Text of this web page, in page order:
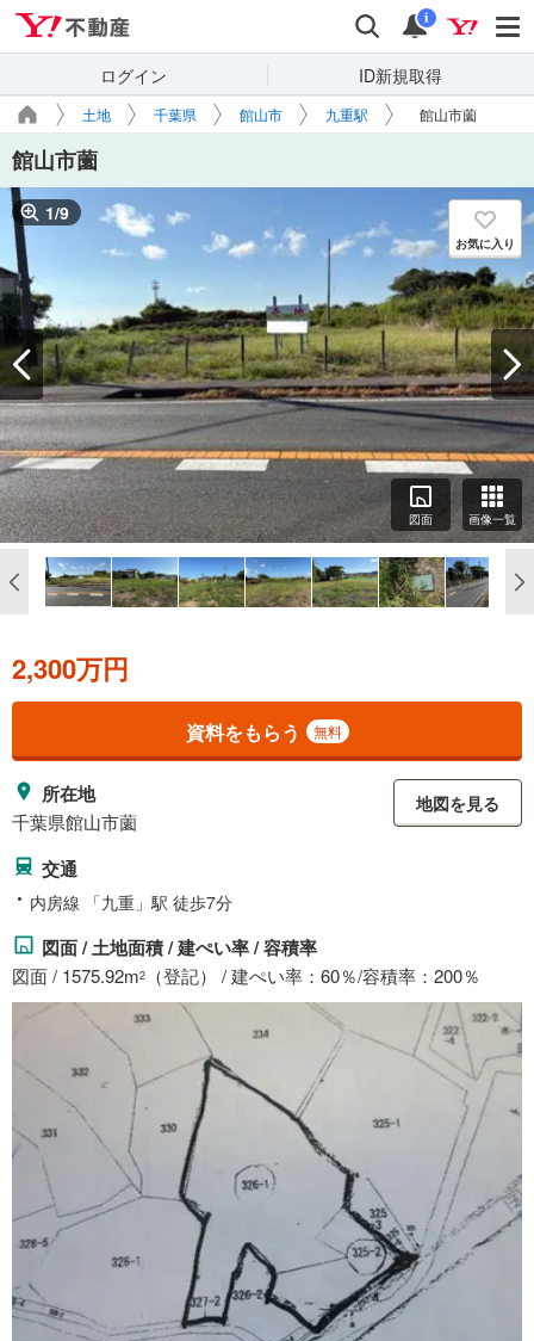
検索 通知
i
ログイン ID新規取得
土地 千葉県 館山市 九重駅 館山市薗
館山市薗
1/9
お気に入り
図面 画像一覧
2,300万円
資料をもらう 無料
所在地
千葉県館山市薗
地図を見る
交通
内房線 「九重」駅 徒歩7分
図面 / 土地面積 / 建ぺい率 / 容積率
図面 / 1575.92m2 （登記） / 建ぺい率：60％/容積率：200％